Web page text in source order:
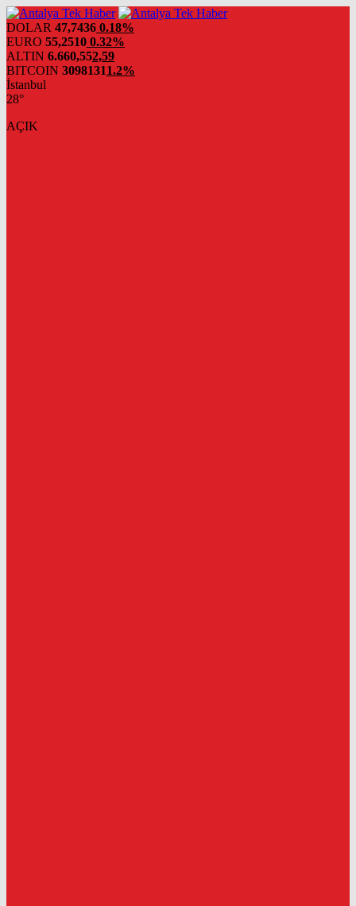
DOLAR 47,7436 0.18%
EURO 55,2510 0.32%
ALTIN 6.660,552,59
BITCOIN 30981311.2%
İstanbul
28°
AÇIK